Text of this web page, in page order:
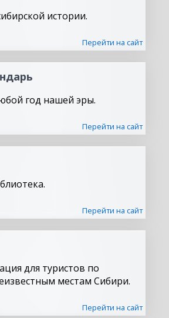
истории.
Перейти на сайт
год нашей эры.
Перейти на сайт
Перейти на сайт
для туристов по
местам Сибири.
Перейти на сайт